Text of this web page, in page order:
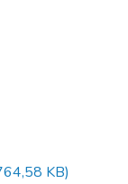
KB)